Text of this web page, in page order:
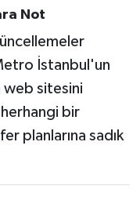
Not
İstanbul'un
web sitesini
bir
planlarına sadık